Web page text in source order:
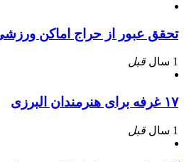
تحقق عبور از حراج اماکن
1 سال قبل
۱۷ غرفه برای هنرمندان البرزی
1 سال قبل